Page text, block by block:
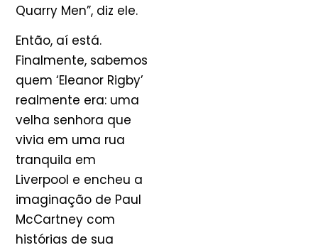
Quarry Men”, diz ele.
Então, aí está.
Finalmente, sabemos
quem ‘Eleanor Rigby’
realmente era: uma
velha senhora que
vivia em uma rua
tranquila em
Liverpool e encheu a
imaginação de Paul
McCartney com
histórias de sua